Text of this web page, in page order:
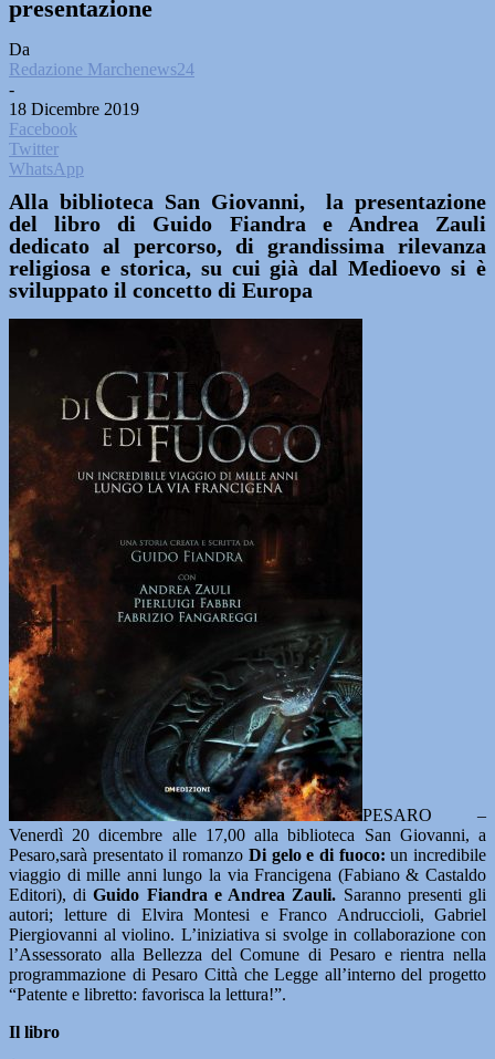
presentazione
Da
Redazione Marchenews24
-
18 Dicembre 2019
Facebook
Twitter
WhatsApp
Alla biblioteca San Giovanni, la presentazione
del libro di Guido Fiandra e Andrea Zauli
dedicato al percorso, di grandissima rilevanza
religiosa e storica, su cui già dal Medioevo si è
sviluppato il concetto di Europa
PESARO –
Venerdì 20 dicembre alle 17,00 alla biblioteca San Giovanni, a
Pesaro,sarà presentato il romanzo Di gelo e di fuoco: un incredibile
viaggio di mille anni lungo la via Francigena (Fabiano & Castaldo
Editori), di Guido Fiandra e Andrea Zauli. Saranno presenti gli
autori; letture di Elvira Montesi e Franco Andruccioli, Gabriel
Piergiovanni al violino. L’iniziativa si svolge in collaborazione con
l’Assessorato alla Bellezza del Comune di Pesaro e rientra nella
programmazione di Pesaro Città che Legge all’interno del progetto
“Patente e libretto: favorisca la lettura!”.
Il libro